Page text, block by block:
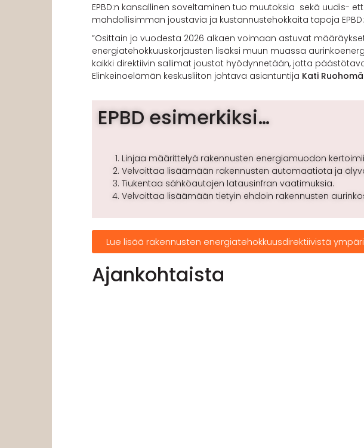
EPBD:n kansallinen soveltaminen tuo muutoksia sekä uudis-
mahdollisimman joustavia ja kustannustehokkaita tapoja
”Osittain jo vuodesta 2026 alkaen voimaan astuvat
energiatehokkuuskorjausten lisäksi muun muassa
kaikki direktiivin sallimat joustot hyödynnetään, jotta
Elinkeinoelämän keskusliiton johtava asiantuntija Kati
EPBD esimerkiksi…
Linjaa määrittelyä rakennusten energiamuodon
Velvoittaa lisäämään rakennusten automaatiota ja
Tiukentaa sähköautojen latausinfran vaatimuksia.
Velvoittaa lisäämään tietyin ehdoin rakennusten
Lue lisää rakennusten energiatehokkuusdirektiivistä
Ajankohtaista